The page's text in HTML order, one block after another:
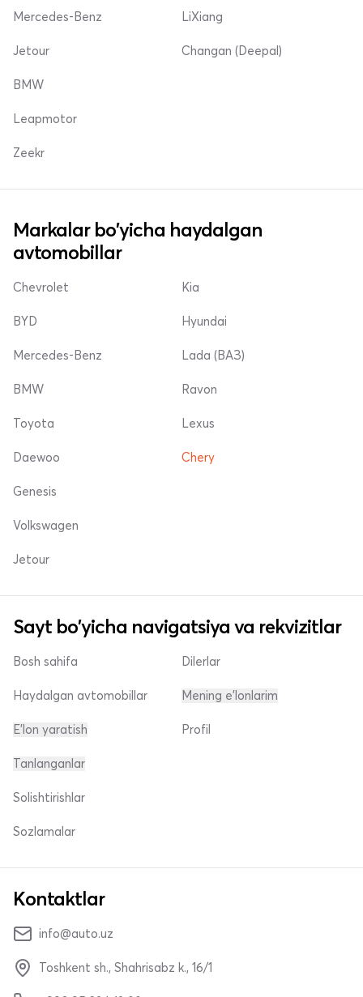
Mercedes-Benz
Jetour
LiXiang
Changan (Deepal)
BMW
Leapmotor
Zeekr
Markalar bo'yicha haydalgan
avtomobillar
Chevrolet
BYD
Mercedes-Benz
Kia
Hyundai
Lada (ВАЗ)
BMW
Toyota
Daewoo
Ravon
Lexus
Chery
Genesis
Volkswagen
Jetour
Sayt bo'yicha navigatsiya va rekvizitlar
Bosh sahifa
Haydalgan avtomobillar
E'lon yaratish
Dilerlar
Mening e'lonlarim
Profil
Tanlanganlar
Solishtirishlar
Sozlamalar
Kontaktlar
info@auto.uz
Toshkent sh., Shahrisabz k., 16/1